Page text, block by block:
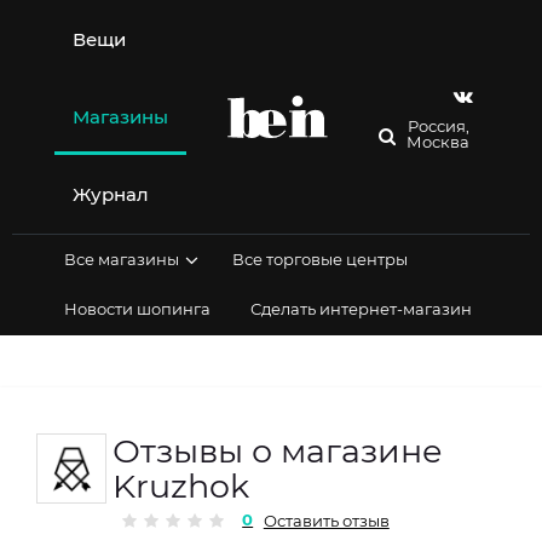
содержимому
Вещи
Магазины
Журнал
Россия,
Москва
Все магазины Все торговые центры
Новости шопинга Сделать интернет-магазин
Отзывы о магазине
Kruzhok
0 Оставить отзыв